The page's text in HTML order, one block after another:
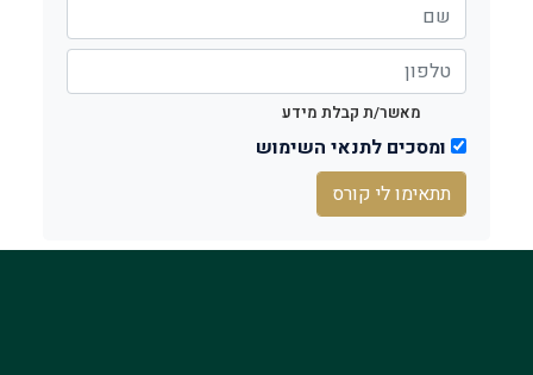
מאשר/ת קבלת מידע
ומסכים לתנאי השימוש
תתאימו לי קורס